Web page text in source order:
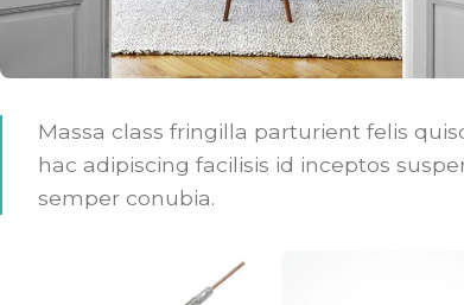
Massa class fringilla parturient felis
hac adipiscing facilisis id inceptos
semper conubia.